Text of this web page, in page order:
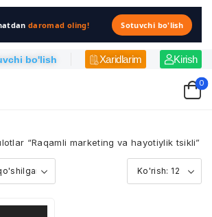
daromad oling! Sotuvchi bo'lish
bo'lish Xaridlarim Kirish
0
“Raqamli marketing va hayotiylik tsikli”